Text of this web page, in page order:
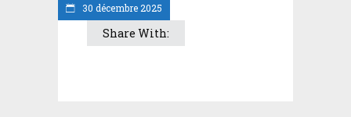
30 décembre 2025
Share With: